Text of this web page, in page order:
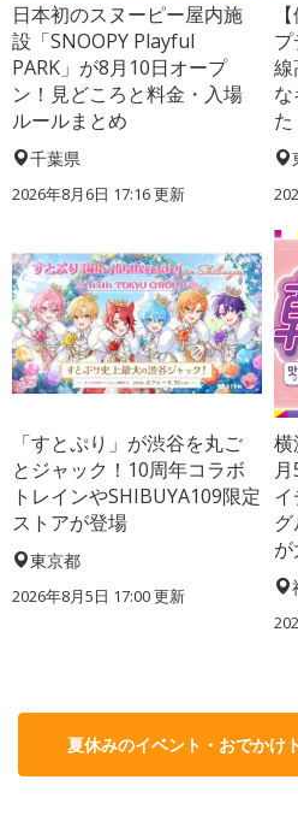
日本初のスヌーピー屋内施
設「SNOOPY Playful
PARK」が8月10日オープ
ン！見どころと料金・入場
ルールまとめ
千葉県
2026年8月6日 17:16更新
た
「すとぷり」が渋谷を丸ご
とジャック！10周年コラボ
トレインやSHIBUYA109限定
ストアが登場
東京都
2026年8月5日 17:00更新
横
が
夏休みのイベント・おでかけ